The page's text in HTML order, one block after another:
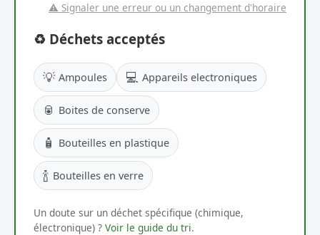
⚠️ Signaler une erreur ou un changement d'horaire
♻️ Déchets acceptés
💡 Ampoules 💻 Appareils electroniques
🥫 Boites de conserve
🧴 Bouteilles en plastique
🍾 Bouteilles en verre
Un doute sur un déchet spécifique (chimique,
électronique) ? Voir le guide du tri.